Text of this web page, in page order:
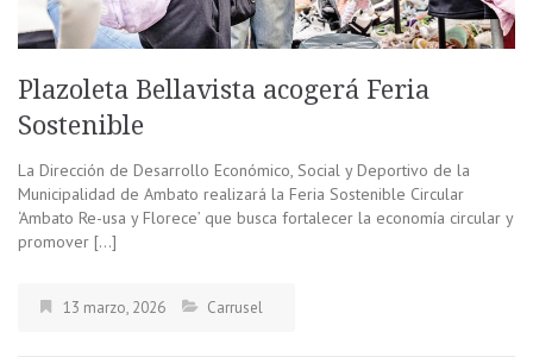
Plazoleta Bellavista acogerá Feria
Sostenible
La Dirección de Desarrollo Económico, Social y Deportivo de la
Municipalidad de Ambato realizará la Feria Sostenible Circular
‘Ambato Re-usa y Florece’ que busca fortalecer la economía circular y
promover […]
13 marzo, 2026 Carrusel